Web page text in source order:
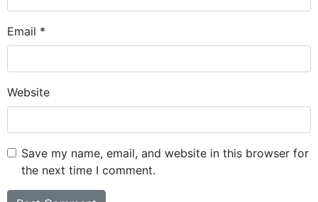
Email *
Website
Save my name, email, and website in this browser for
the next time I comment.